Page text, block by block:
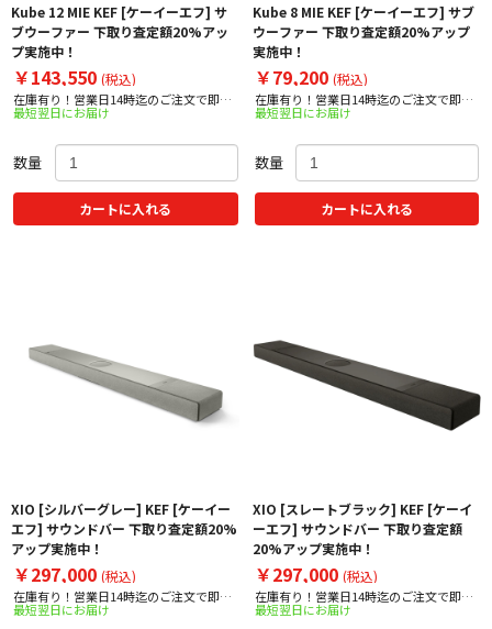
Kube 12 MIE KEF [ケーイーエフ] サ
ブウーファー 下取り査定額20%アッ
プ実施中！
￥143,550 (税込)
在庫有り！営業日14時迄のご注文で即日
出荷！
最短翌日にお届け
数量
カートに入れる
Kube 8 MIE KEF [ケーイーエフ] サブ
ウーファー 下取り査定額20%アップ
実施中！
￥79,200 (税込)
在庫有り！営業日14時迄のご注文で即日
出荷！
最短翌日にお届け
数量
カートに入れる
XIO [シルバーグレー] KEF [ケーイー
エフ] サウンドバー 下取り査定額20%
アップ実施中！
￥297,000 (税込)
在庫有り！営業日14時迄のご注文で即日
出荷！
最短翌日にお届け
XIO [スレートブラック] KEF [ケーイ
ーエフ] サウンドバー 下取り査定額
20%アップ実施中！
￥297,000 (税込)
在庫有り！営業日14時迄のご注文で即日
出荷！
最短翌日にお届け